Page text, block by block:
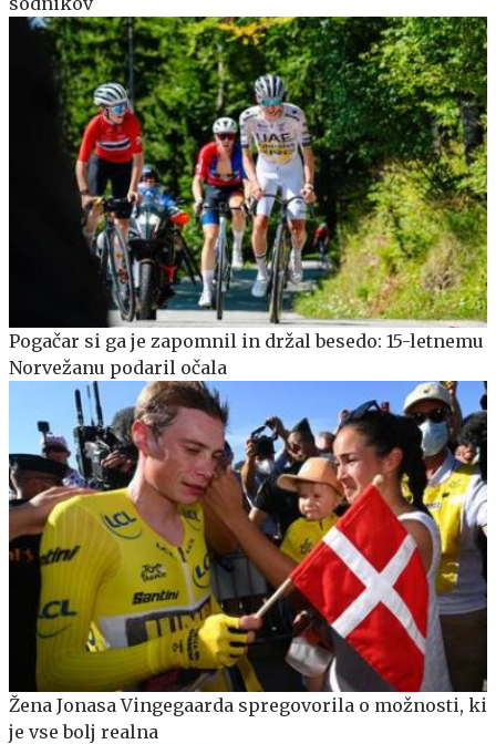
Pogačar si ga je zapomnil in držal besedo: 15-letnemu
Norvežanu podaril očala
Žena Jonasa Vingegaarda spregovorila o možnosti, ki
je vse bolj realna